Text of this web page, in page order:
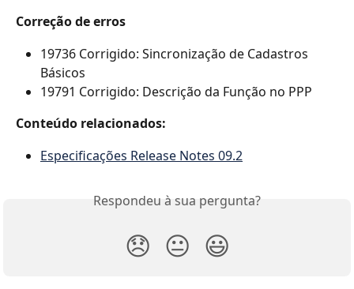
Correção de erros
19736 Corrigido: Sincronização de Cadastros
Básicos
19791 Corrigido: Descrição da Função no PPP
Conteúdo relacionados:
Especificações Release Notes 09.2
Respondeu à sua pergunta?
😞 😐 😃